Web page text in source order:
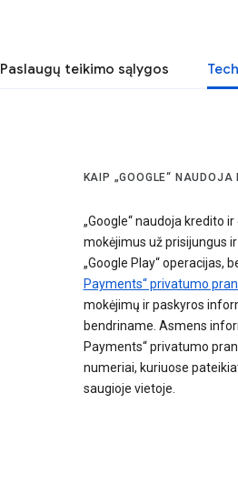
Paslaugų teikimo sąlygos
KAIP „GOOGLE“ NAUDOJA
„Google“ naudoja kredito
mokėjimus už prisijungus
„Google Play“ operacijas,
Payments“ privatumo
mokėjimų ir paskyros
bendriname. Asmens
Payments“ privatumo
numeriai, kuriuose
saugioje vietoje.